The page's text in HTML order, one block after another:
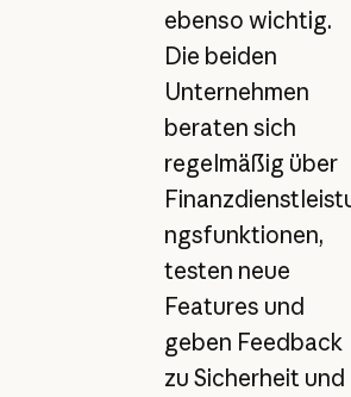
ebenso wichtig.
Die beiden
Unternehmen
beraten sich
regelmäßig über
ngsfunktionen,
testen neue
Features und
geben Feedback
zu Sicherheit und